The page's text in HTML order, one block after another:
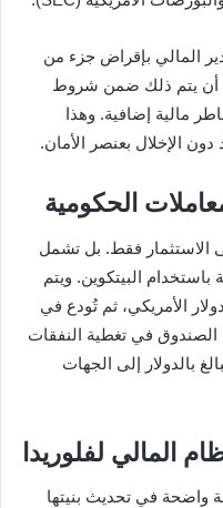
المالي بإقراض جزء من
أن يتم ذلك ضمن شروط
مالية إضافية. وهذا
دون الإخلال بعنصر الأمان.
الحكومية
الاستثمار فقط. بل تشمل
البيتكوين. ويتم
الأمريكي، ثم تُودع في
الصندوق في تغطية النفقات
بالدولار إلى الجهات
المالي لفلوريدا
واضحة في تحديث بنيتها